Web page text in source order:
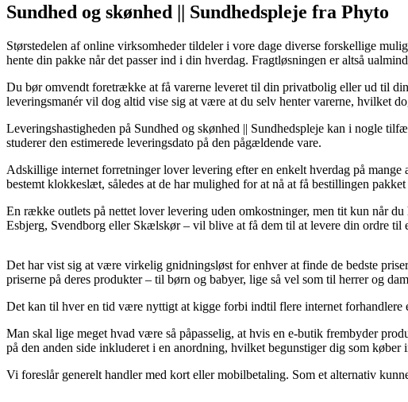
Sundhed og skønhed || Sundhedspleje fra Phyto
Størstedelen af online virksomheder tildeler i vore dage diverse forskellige
hente din pakke når det passer ind i din hverdag. Fragtløsningen er altså
Du bør omvendt foretrække at få varerne leveret til din privatbolig eller ud til
leveringsmanér vil dog altid vise sig at være at du selv henter varerne, hvilket
Leveringshastigheden på Sundhed og skønhed || Sundhedspleje kan i nogle
studerer den estimerede leveringsdato på den pågældende vare.
Adskillige internet forretninger lover levering efter en enkelt hverdag på
bestemt klokkeslæt, således at de har mulighed for at nå at få bestillingen
En række outlets på nettet lover levering uden omkostninger, men tit kun når
Esbjerg, Svendborg eller Skælskør – vil blive at få dem til at levere din ordre til
Det har vist sig at være virkelig gnidningsløst for enhver at finde de bedste
priserne på deres produkter – til børn og babyer, lige så vel som til herrer og
Det kan til hver en tid være nyttigt at kigge forbi indtil flere internet forhandlere
Man skal lige meget hvad være så påpasselig, at hvis en e-butik frembyder
på den anden side inkluderet i en anordning, hvilket begunstiger dig som køber
Vi foreslår generelt handler med kort eller mobilbetaling. Som et alternativ